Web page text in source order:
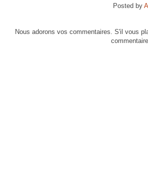
Posted by
Nous adorons vos commentaires. S'il vous